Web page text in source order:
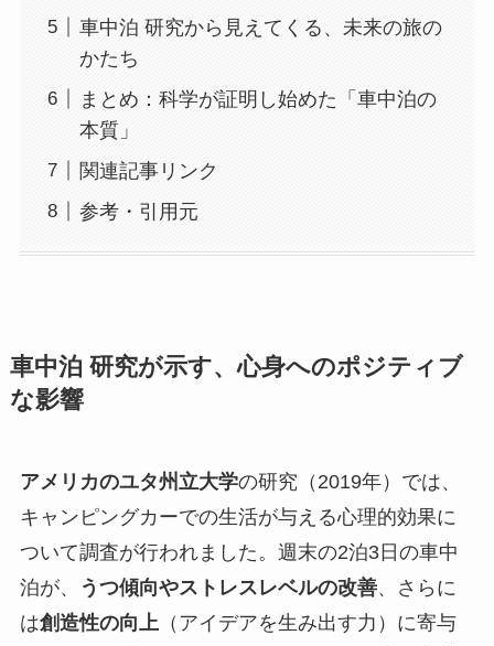
車中泊 研究から見えてくる、未来の旅の
かたち
まとめ：科学が証明し始めた「車中泊の
本質」
関連記事リンク
参考・引用元
車中泊 研究が示す、心身へのポジティブ
な影響
アメリカのユタ州立大学の研究（2019年）では、
キャンピングカーでの生活が与える心理的効果に
ついて調査が行われました。週末の2泊3日の車中
泊が、
うつ傾向やストレスレベルの改善、さらに
は創造性の向上（アイデアを生み出す力）に寄与